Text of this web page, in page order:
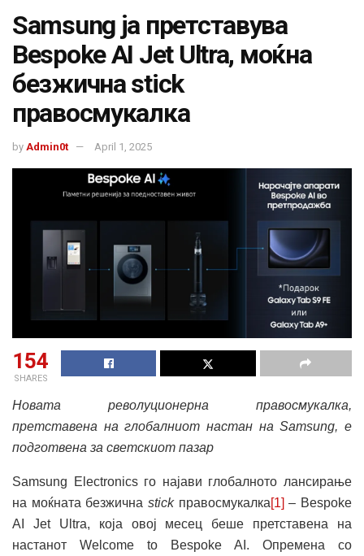
Samsung ја претставува
Bespoke AI Jet Ultra, моќна
безжична stick
правосмукалка
by Admin0t April 1, 2025
154
SHARES
Новата револуционерна правосмукалка,
претставена на глобалниот настан на Samsung,е
подготвена за светскиот пазар
Samsung Electronics го најави глобалното лансирање
на моќната безжична stickправосмукалка[1] – Bespoke
AI Jet Ultra, којa овој месец беше претставенa на
настанот Welcome to Bespoke AI. Опременa со